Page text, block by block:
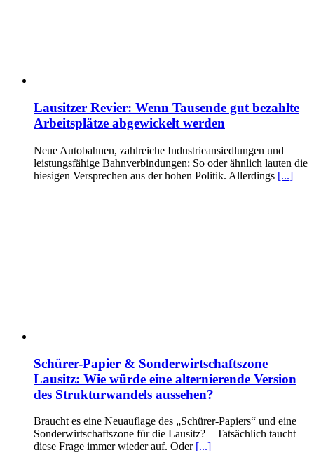
Lausitzer Revier: Wenn Tausende gut bezahlte
Arbeitsplätze abgewickelt werden
Neue Autobahnen, zahlreiche Industrieansiedlungen und
leistungsfähige Bahnverbindungen: So oder ähnlich lauten die
hiesigen Versprechen aus der hohen Politik. Allerdings [...]
Schürer-Papier & Sonderwirtschaftszone
Lausitz: Wie würde eine alternierende Version
des Strukturwandels aussehen?
Braucht es eine Neuauflage des „Schürer-Papiers“ und eine
Sonderwirtschaftszone für die Lausitz? – Tatsächlich taucht
diese Frage immer wieder auf. Oder [...]